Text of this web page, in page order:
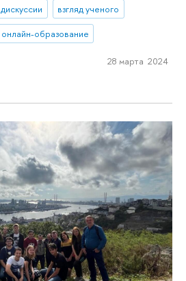
дискуссии
взгляд ученого
онлайн-образование
28 марта 2024